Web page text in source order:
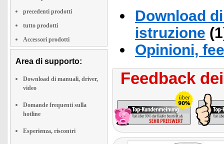
precedenti prodotti
tutto prodotti
Accessori prodotti
Area di supporto:
Download di manuali, driver,
video
Domande frequenti sulla
hotline
Esperienza, riscontri
Download
istruzione
Opinioni,
Feedback